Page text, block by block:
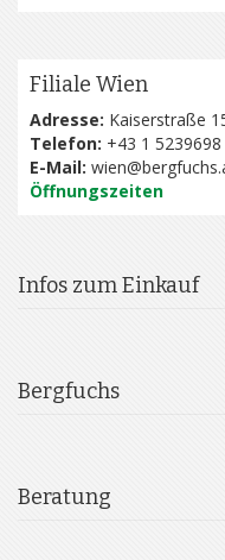
Filiale Wien
Adresse: Kaiserstraße
Telefon: +43 1 5239698
E-Mail:
Öffnungszeiten
Infos zum Einkauf
Bergfuchs
Beratung